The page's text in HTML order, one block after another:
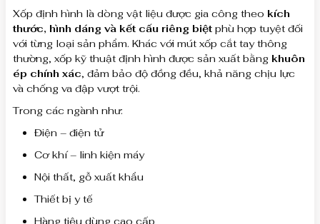
Xốp định hình là dòng vật liệu được gia công theo kích
thước, hình dáng và kết cấu riêng biệt phù hợp tuyệt đối
với từng loại sản phẩm. Khác với mút xốp cắt tay thông
thường, xốp kỹ thuật định hình được sản xuất bằng khuôn
ép chính xác, đảm bảo độ đồng đều, khả năng chịu lực
và chống va đập vượt trội.
Trong các ngành như:
Điện – điện tử
Cơ khí – linh kiện máy
Nội thất, gỗ xuất khẩu
Thiết bị y tế
Hàng tiêu dùng cao cấp